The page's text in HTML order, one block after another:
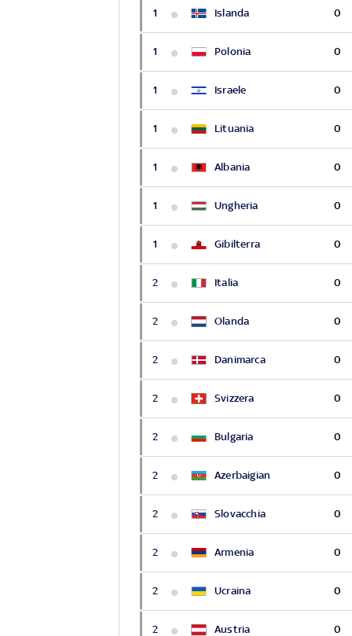
1 Islanda 0
1 Polonia 0
1 Israele 0
1 Lituania 0
1 Albania 0
1 Ungheria 0
1 Gibilterra 0
2 Italia 0
2 Olanda 0
2 Danimarca 0
2 Svizzera 0
2 Bulgaria 0
2 Azerbaigian 0
2 Slovacchia 0
2 Armenia 0
2 Ucraina 0
2 Austria 0